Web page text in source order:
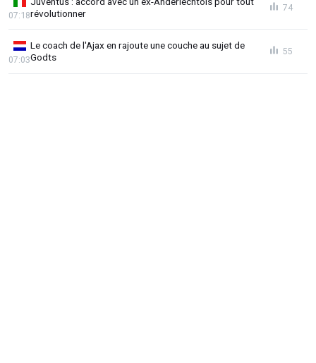
révolutionner
07:18
74
Le coach de l'Ajax en rajoute une couche au sujet de
Godts
07:03
55